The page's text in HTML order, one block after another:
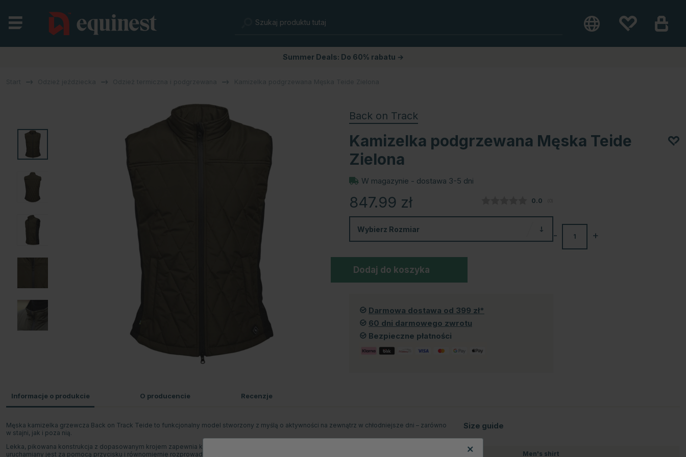
Summer Deals: Do 60% rabatu →
Back on Track
Kamizelka podgrzewana Męska Teide
Zielona
W magazynie - dostawa 3-5 dni
847.99 zł Średnia ocena:
0.0
Wybierz Rozmiar +
-
Dodaj do koszyka
Darmowa dostawa od 399 zł*
60 dni darmowego zwrotu
Bezpieczne płatności
Informacje o produkcie
Męska kamizelka grzewcza Back on Track Teide to funkcjonalny model stworzony z myślą o aktywności na zewnątrz w chłodniejsze dni – zarówno
w stajni, jak i poza nią.
Lekka, pikowana konstrukcja z dopasowanym krojem zapewnia komfort i swobodę ruchu bez uczucia ciężkości. Zintegrowany system grzewczy
uruchamiany jest za pomocą przycisku i równomiernie rozprowadza ciepło w obrębie tułowia. Do działania wymagany jest powerbank
Size guide
Men's shirt
O producencie Recenzje